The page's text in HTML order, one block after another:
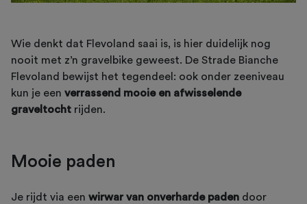
Wie denkt dat Flevoland saai is, is hier duidelijk nog
nooit met z’n gravelbike geweest. De Strade Bianche
Flevoland bewijst het tegendeel: ook onder zeeniveau
kun je een verrassend mooie en afwisselende
graveltocht rijden.
Mooie paden
Je rijdt via een wirwar van onverharde paden door